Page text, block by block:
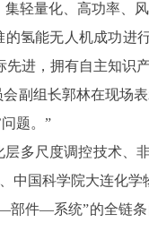
轻量化、高功率、
氢能无人机成功进
进，拥有自主知识
副组长郭林在现场
题。”
多尺度调控技术、
中国科学院大连化
部件—系统”的全链